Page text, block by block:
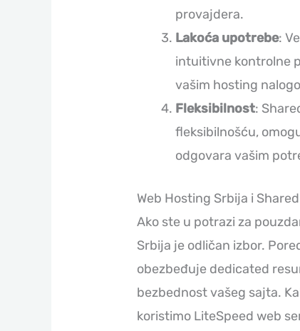
provajdera.
Lakoća upotrebe:
intuitivne kontrolne
vašim hosting
Fleksibilnost:
fleksibilnošću,
odgovara vašim
Web Hosting Srbija i
Ako ste u potrazi za
Srbija je odličan izbor.
obezbeđuje dedicated
bezbednost vašeg sajta.
koristimo LiteSpeed web